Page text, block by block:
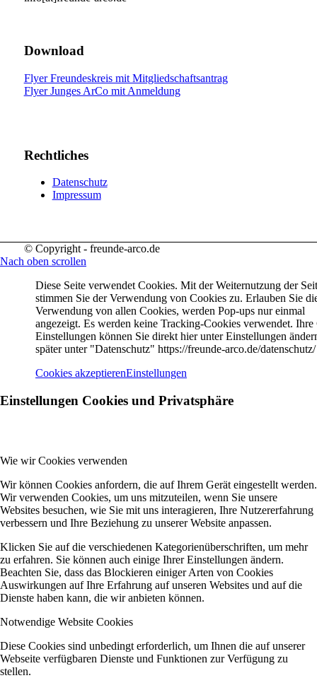
Download
Flyer Freundeskreis mit Mitgliedschaftsantrag
Flyer Junges ArCo mit Anmeldung
Rechtliches
Datenschutz
Impressum
© Copyright - freunde-arco.de
Nach oben scrollen
Diese Seite verwendet Cookies. Mit der Weiternutzung der
stimmen Sie der Verwendung von Cookies zu. Erlauben Sie
Verwendung von allen Cookies, werden Pop-ups nur einmal
angezeigt. Es werden keine Tracking-Cookies verwendet.
Einstellungen können Sie direkt hier unter Einstellungen
später unter "Datenschutz" https://freunde-arco.de/datenschutz/
Cookies akzeptierenEinstellungen
Einstellungen Cookies und Privatsphäre
Wie wir Cookies verwenden
Wir können Cookies anfordern, die auf Ihrem Gerät eingestellt werden.
Wir verwenden Cookies, um uns mitzuteilen, wenn Sie unsere
Websites besuchen, wie Sie mit uns interagieren, Ihre Nutzererfahrung
verbessern und Ihre Beziehung zu unserer Website anpassen.
Klicken Sie auf die verschiedenen Kategorienüberschriften, um mehr
zu erfahren. Sie können auch einige Ihrer Einstellungen ändern.
Beachten Sie, dass das Blockieren einiger Arten von Cookies
Auswirkungen auf Ihre Erfahrung auf unseren Websites und auf die
Dienste haben kann, die wir anbieten können.
Notwendige Website Cookies
Diese Cookies sind unbedingt erforderlich, um Ihnen die auf unserer
Webseite verfügbaren Dienste und Funktionen zur Verfügung zu
stellen.